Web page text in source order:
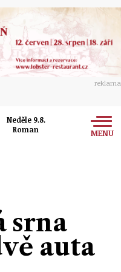
reklama
Neděle 9.8.
Roman
MENU
srna
auta